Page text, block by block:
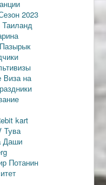
2023
Таиланд
Пазырык
Виза на
kart
Тува
Даши
Потанин